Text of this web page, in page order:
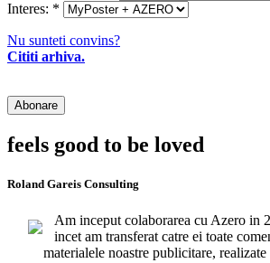
Interes: *
Nu sunteti convins?
Cititi arhiva.
feels good to be loved
Roland Gareis Consulting
Am inceput colaborarea cu Azero in
incet am transferat catre ei toate
materialele noastre publicitare,